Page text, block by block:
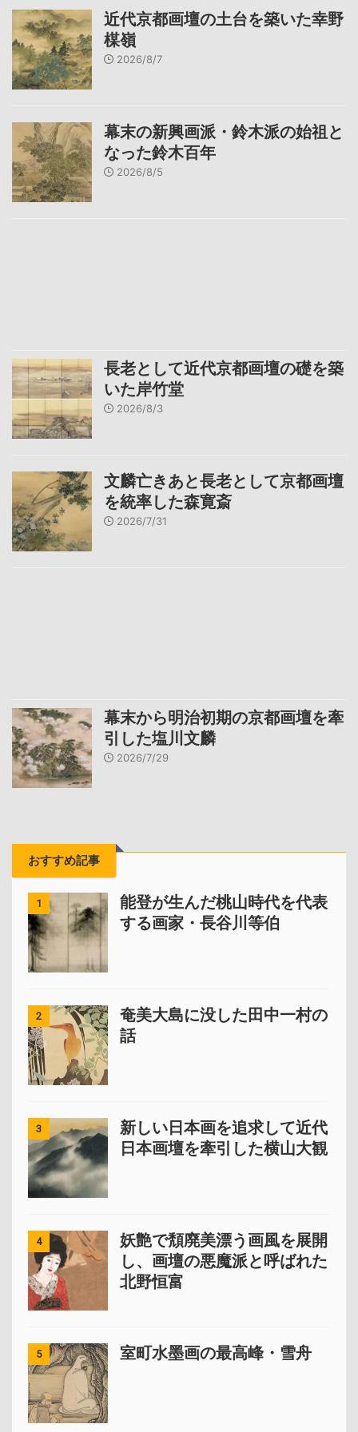
近代京都画壇の土台を築いた幸野
楳嶺
2026/8/7
幕末の新興画派・鈴木派の始祖と
なった鈴木百年
2026/8/5
長老として近代京都画壇の礎を築
いた岸竹堂
2026/8/3
文麟亡きあと長老として京都画壇
を統率した森寛斎
2026/7/31
幕末から明治初期の京都画壇を牽
引した塩川文麟
2026/7/29
おすすめ記事
1
能登が生んだ桃山時代を代表
する画家・長谷川等伯
2
奄美大島に没した田中一村の
話
3
新しい日本画を追求して近代
日本画壇を牽引した横山大観
4
妖艶で頽廃美漂う画風を展開
し、画壇の悪魔派と呼ばれた
北野恒富
5 室町水墨画の最高峰・雪舟